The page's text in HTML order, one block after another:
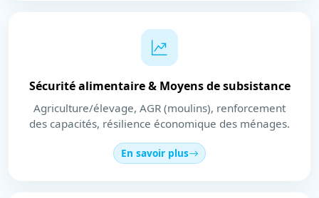
Sécurité alimentaire & Moyens de subsistance
Agriculture/élevage, AGR (moulins), renforcement
des capacités, résilience économique des ménages.
En savoir plus